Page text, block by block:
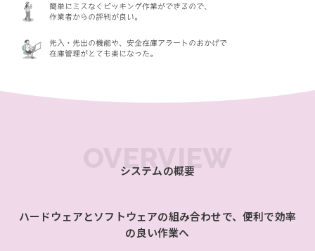
簡単にミスなくピッキング作業ができるので、
作業者からの評判が良い。
先入・先出の機能や、安全在庫アラートのおかげで
在庫管理がとても楽になった。
OVERVIEW
システムの概要
ハードウェアとソフトウェアの組み合わせで、便利で効率
の良い作業へ